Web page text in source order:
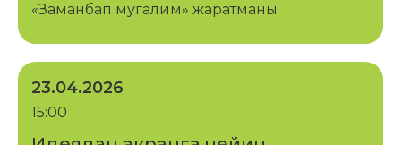
«Заманбап мугалим» жаратманы
23.04.2026
15:00